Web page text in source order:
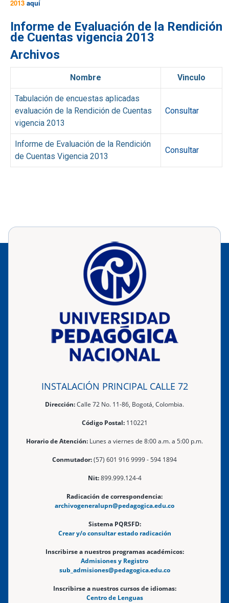
2013 aquí
Informe de Evaluación de la Rendición
de Cuentas vigencia 2013
Archivos
Nombre Vinculo
Tabulación de encuestas aplicadas
evaluación de la Rendición de Cuentas
vigencia 2013
Consultar
Informe de Evaluación de la Rendición
de Cuentas Vigencia 2013
Consultar
INSTALACIÓN PRINCIPAL CALLE 72
Dirección:Calle 72 No. 11-86, Bogotá, Colombia.
Código Postal:110221
Horario de Atención: Lunes a viernes de 8:00 a.m. a 5:00 p.m.
Conmutador:(57) 601 916 9999 - 594 1894
Nit:899.999.124-4
Radicación de correspondencia:
archivogeneralupn@pedagogica.edu.co
Sistema PQRSFD:
Crear y/o consultar estado radicación
Inscribirse a nuestros programas académicos:
Admisiones y Registro
sub_admisiones@pedagogica.edu.co
Inscribirse a nuestros cursos de idiomas:
Centro de Lenguas